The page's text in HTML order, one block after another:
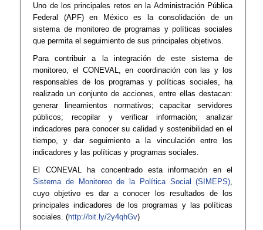
Uno de los principales retos en la Administración Pública
Federal (APF) en México es la consolidación de un
sistema de monitoreo de programas y políticas sociales
que permita el seguimiento de sus principales objetivos.
Para contribuir a la integración de este sistema de
monitoreo, el CONEVAL, en coordinación con las y los
responsables de los programas y políticas sociales, ha
realizado un conjunto de acciones, entre ellas destacan:
generar lineamientos normativos; capacitar servidores
públicos; recopilar y verificar información; analizar
indicadores para conocer su calidad y sostenibilidad en el
tiempo, y dar seguimiento a la vinculación entre los
indicadores y las políticas y programas sociales.
El CONEVAL ha concentrado esta información en el
Sistema de Monitoreo de la Política Social (SIMEPS)
cuyo objetivo es dar a conocer los resultados de los
principales indicadores de los programas y las políticas
sociales. (http://bit.ly/2y4qhGv​)